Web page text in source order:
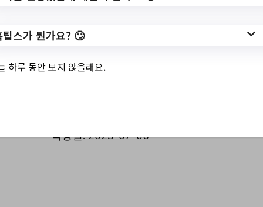
https://www.hometip.so/bridge/나의사랑나
의가족 2기 행복가정만들기 지원 일정 안
내/?
작성일: 2023-07-06 ~
팁스가 뭔가요? 🙄
하루 동안 보지 않을래요.